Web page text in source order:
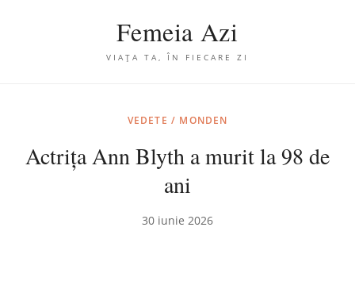
Femeia Azi
VIAȚA TA, ÎN FIECARE ZI
VEDETE / MONDEN
Actrița Ann Blyth a murit la 98 de
ani
30 iunie 2026